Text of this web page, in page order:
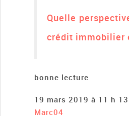
Quelle
crédit immobilier
bonne lecture
19 mars 2019 à 11 h
Marc04